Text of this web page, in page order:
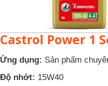
Castrol Power 1
Ứng dụng: Sản phẩm
Độ nhớt: 15W40